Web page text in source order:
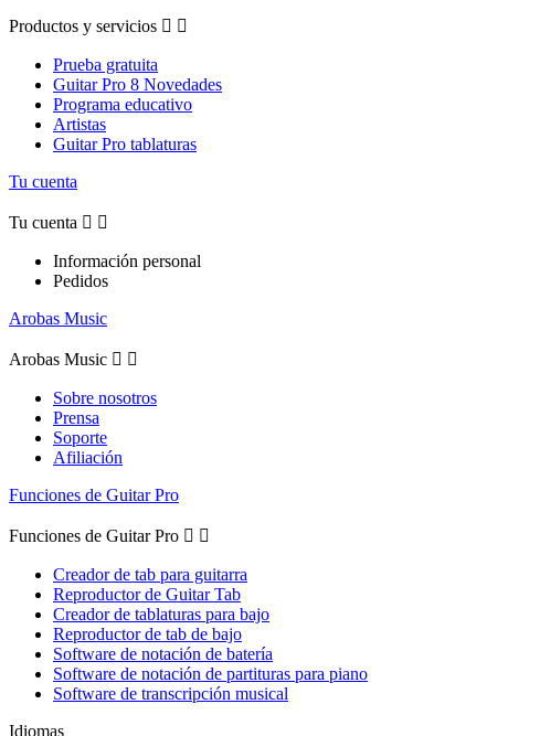
Productos y servicios  
Prueba gratuita
Guitar Pro 8 Novedades
Programa educativo
Artistas
Guitar Pro tablaturas
Tu cuenta
Tu cuenta  
Información personal
Pedidos
Arobas Music
Arobas Music  
Sobre nosotros
Prensa
Soporte
Afiliación
Funciones de Guitar Pro
Funciones de Guitar Pro  
Creador de tab para guitarra
Reproductor de Guitar Tab
Creador de tablaturas para bajo
Reproductor de tab de bajo
Software de notación de batería
Software de notación de partituras para piano
Software de transcripción musical
Idiomas